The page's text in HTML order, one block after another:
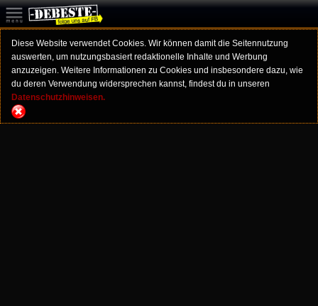
Diese Website verwendet Cookies. Wir können damit die Seitennutzung
auswerten, um nutzungsbasiert redaktionelle Inhalte und Werbung
anzuzeigen. Weitere Informationen zu Cookies und insbesondere dazu, wie
du deren Verwendung widersprechen kannst, findest du in unseren
Datenschutzhinweisen.